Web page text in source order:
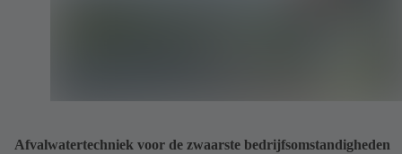
Afvalwatertechniek voor de zwaarste bedrijfsomstandigheden